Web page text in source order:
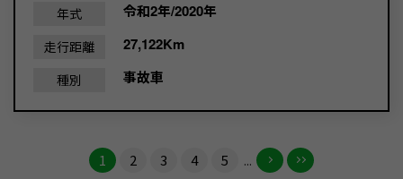
年式 令和2年/2020年
走行距離 27,122Km
種別 事故車
1 2 3 4 5 ...